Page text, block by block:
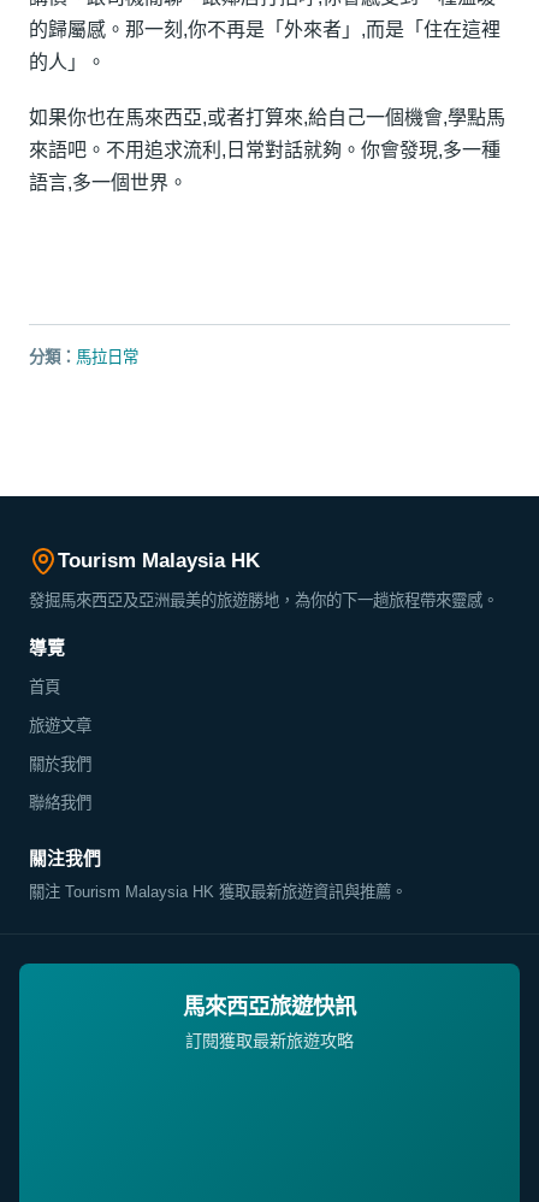
的歸屬感。那一刻,你不再是「外來者」,而是「住在這裡
的人」。
如果你也在馬來西亞,或者打算來,給自己一個機會,學點馬
來語吧。不用追求流利,日常對話就夠。你會發現,多一種
語言,多一個世界。
分類： 馬拉日常
Tourism Malaysia HK
發掘馬來西亞及亞洲最美的旅遊勝地，為你的下一趟旅程帶來靈感。
導覽
首頁
旅遊文章
關於我們
聯絡我們
關注我們
關注 Tourism Malaysia HK 獲取最新旅遊資訊與推薦。
馬來西亞旅遊快訊
訂閱獲取最新旅遊攻略